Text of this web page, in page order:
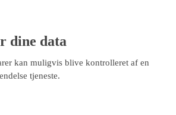
dine data
kan muligvis blive kontrolleret af en
tjeneste.